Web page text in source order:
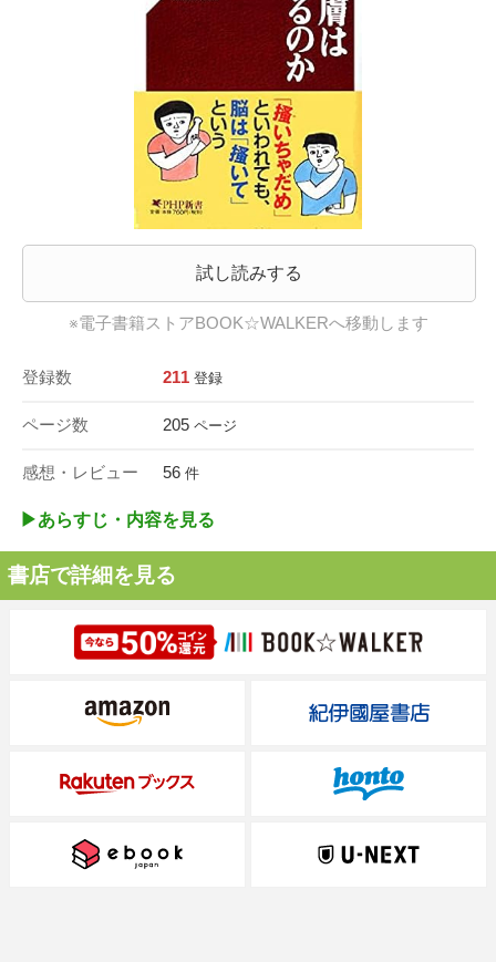
試し読みする
※電子書籍ストアBOOK☆WALKERへ移動します
登録数 211 登録
ページ数 205 ページ
感想・レビュー 56 件
▶︎あらすじ・内容を見る
書店で詳細を見る